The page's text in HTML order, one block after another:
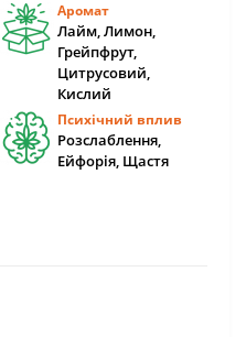
Аромат
Лайм, Лимон,
Грейпфрут,
Цитрусовий,
Кислий
Психічний вплив
Розслаблення,
Ейфорія, Щастя